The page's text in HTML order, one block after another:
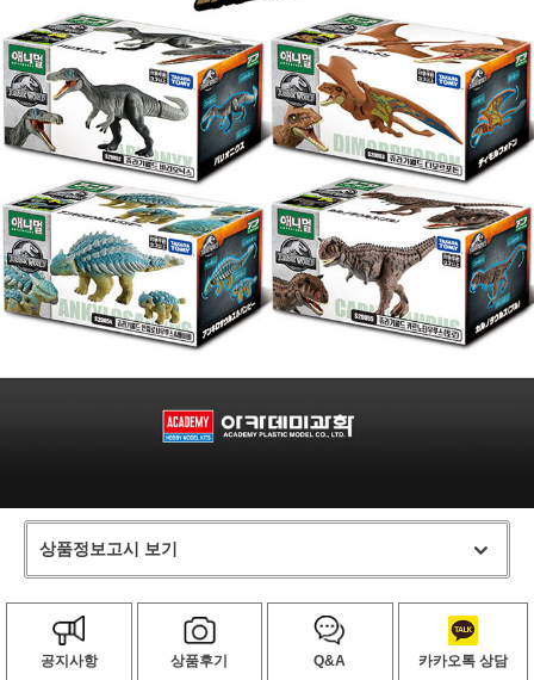
상품정보고시 보기
공지사항 상품후기 Q&A 카카오톡 상담